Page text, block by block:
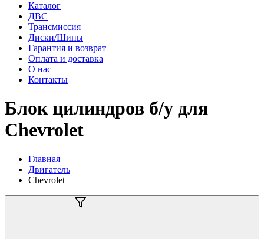
Каталог
ДВС
Трансмиссия
Диски/Шины
Гарантия и возврат
Оплата и доставка
О нас
Контакты
Блок цилиндров б/у для
Chevrolet
Главная
Двигатель
Chevrolet